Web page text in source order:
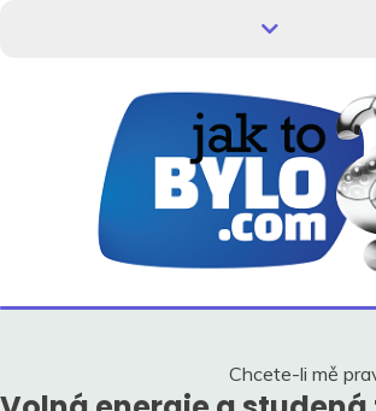
HISTORIE V
Chcete-li mě